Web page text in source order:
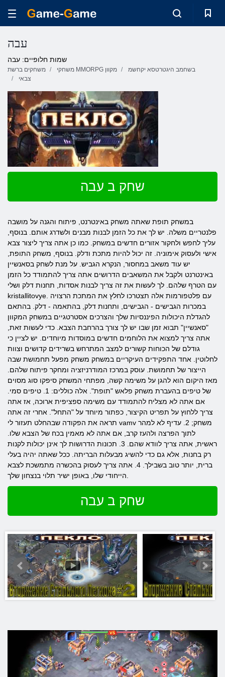
עבה
שמות חלופיים: עבה
משחקים ברשת משחקי MMORPG מקוון
בשחמב היגטרטסא יקחשמ
צבאי
שחק ב עבה
במשחק תופת שאתה משחק באינטרנט, פיתוח והגנה על מושבה
פלנטריים משלה. יש לך את כל הזמן לבנות מבנים ולשדרג אותם. בנוסף,
עליך לחפש ולחקור אזורים חדשים במשחק. כמו כן אתה צריך ליצור צבא
אישי ולעסוק אימוניה. זה יכול להיות מתכת ודלק. בנוסף, משחק התופת,
יש עוד משאב במחסור, הנקרא הגביש. על מנת לשחק בסאנשיין
באינטרנט ולקבל את המשאבים הדרושים אתה צריך להתמודד כל הזמן
עם הטרף שלהם. לך לעשות את זה צריך לבנות אסדות, תחנות דלק ושלי
kristallitovye. עם פלטפורמות אלה תצטרכו לחלץ את המתכת הרצויה
במכרות הגבישים - הגבישים, ותחנות דלק, בהתאמה - דלק. בהתאם
להגדלת היכולות הפיננסיות שלך והצרכים אסטרטגיים במשחק המקוון
"סאנשיין" תבוא זמן שבו יש לך צורך בהרחבת הצבא. כדי לעשות זאת,
אתה צריך למצוא את הלוחמים חדשים במוסדות מיוחדים. יש לציין כי
גודלם של הכוחות קשורים למצב המתרחש בשרידים קדושים וצוות
לחלוטין. אחד התפקידים העיקריים במשחק משחק מפעל תחמושת שבה
הייצור של תחמושת. עוסק במרכז המודרניזציה ומחקר פיתוח שלהם.
מאז היקום הוא להגן על משימה קשה, מפתחי המשחק סיפקו סוג מסוים
של טיפים בהעברת משחק פלאש "תופת". אלה כוללים: 1. טיפים סמי.
אם אתה לא מצליח להתמודד עם משימה ספציפית ארוכה, אז אתה
צריך ללחוץ על תפריט הקיצור, כפתור מיוחד על "התחל". אחרי זה אתה
תראה את הפקודה שבהחלט תעזור לי vamv משחק; 2. עדיף לא למהר
לתוך הפרצה ולהעז קרב, אם אתה לא מאמין בכח של הצבא שלו.
ראשית, אתה צריך לוודא שהם. 3. תכונות הדרושות לך אינן יכולות לקנות
רק בחנות, אלא גם כדי להשיג מבעלות הבריתה. ככל שאתה יהיה בעלי
ברית, יותר טוב בשבילך. 4. אתה צריך לעסוק בהכשרה מתמשכת לצבא
שחק ב עבה